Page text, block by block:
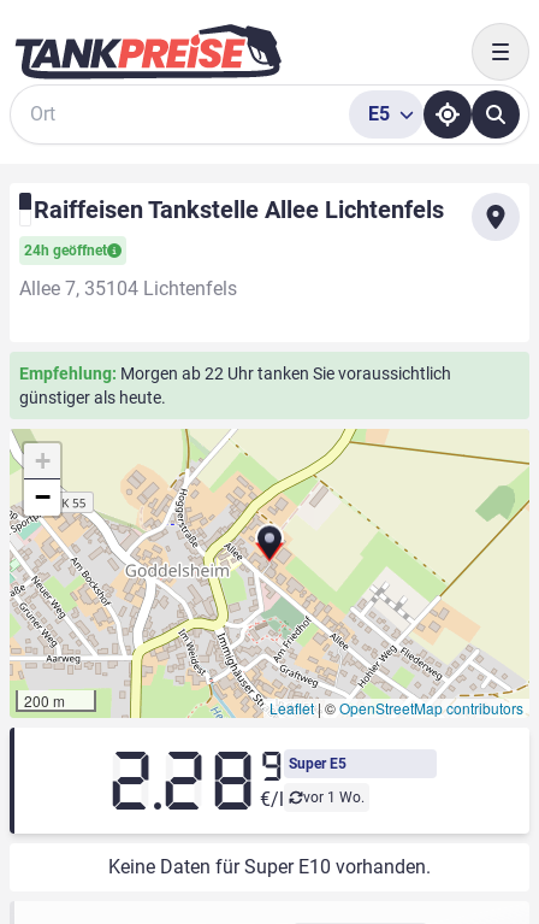
Suche
E5
Raiffeisen Tankstelle Allee Lichtenfels
24h geöffnet
Allee 7, 35104 Lichtenfels
Empfehlung: Morgen ab 22 Uhr tanken Sie voraussichtlich
günstiger als heute.
+
−
200 m Leaflet|©OpenStreetMap contributors
Super E5
vor 1 Wo.
2.28 9
€/l
Keine Daten für Super E10 vorhanden.